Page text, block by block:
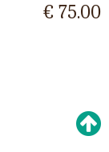
€ 75.00